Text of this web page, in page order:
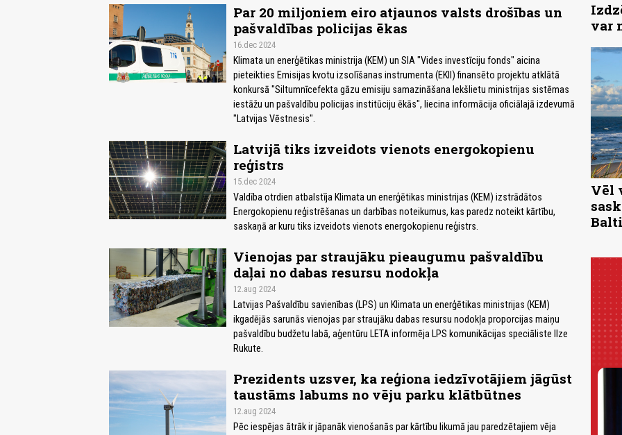
Par 20 miljoniem eiro atjaunos valsts drošības un
pašvaldības policijas ēkas
16.dec 2024
Klimata un enerģētikas ministrija (KEM) un SIA "Vides investīciju fonds" aicina
pieteikties Emisijas kvotu izsolīšanas instrumenta (EKII) finansēto projektu atklātā
konkursā "Siltumnīcefekta gāzu emisiju samazināšana Iekšlietu ministrijas sistēmas
iestāžu un pašvaldību policijas institūciju ēkās", liecina informācija oficiālajā izdevumā
"Latvijas Vēstnesis".
Latvijā tiks izveidots vienots energokopienu
reģistrs
15.dec 2024
Valdība otrdien atbalstīja Klimata un enerģētikas ministrijas (KEM) izstrādātos
Energokopienu reģistrēšanas un darbības noteikumus, kas paredz noteikt kārtību,
saskaņā ar kuru tiks izveidots vienots energokopienu reģistrs.
Vienojas par straujāku pieaugumu pašvaldību
daļai no dabas resursu nodokļa
12.aug 2024
Latvijas Pašvaldību savienības (LPS) un Klimata un enerģētikas ministrijas (KEM)
ikgadējās sarunās vienojas par straujāku dabas resursu nodokļa proporcijas maiņu
pašvaldību budžetu labā, aģentūru LETA informēja LPS komunikācijas speciāliste Ilze
Rukute.
Prezidents uzsver, ka reģiona iedzīvotājiem jāgūst
taustāms labums no vēju parku klātbūtnes
12.aug 2024
Pēc iespējas ātrāk ir jāpanāk vienošanās par kārtību likumā jau paredzētajiem vēja
var
Vēl